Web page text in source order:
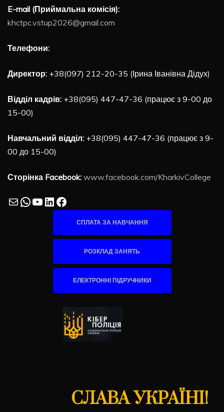
E-mail (Приймальна комісія):
khctpc.vstup2026@gmail.com
Телефони:
Директор: +38(097) 212-20-35 (Ірина Іванівна Дідух)
Відділ кадрів: +38(095) 447-47-36 (працює з 9-00 до
15-00)
Навчальний відділ: +38(095) 447-47-36 (працює з 9-
00 до 15-00)
Сторінка Facebook: www.facebook.com/KharkivCollege
MailWhatsApp
YouTube
LinkedIn
Facebook
СПЛАТА ЗА НАВЧАННЯ
РОЗКЛАД ЗАНЯТЬ
ЕЛЕКТРОННІ ПІДРУЧНИКИ
СЛАВА УКРАЇНІ!